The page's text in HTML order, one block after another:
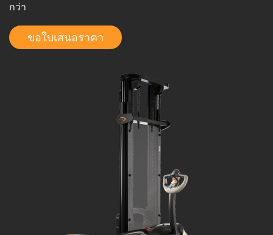
กว่า
ขอใบเสนอราคา